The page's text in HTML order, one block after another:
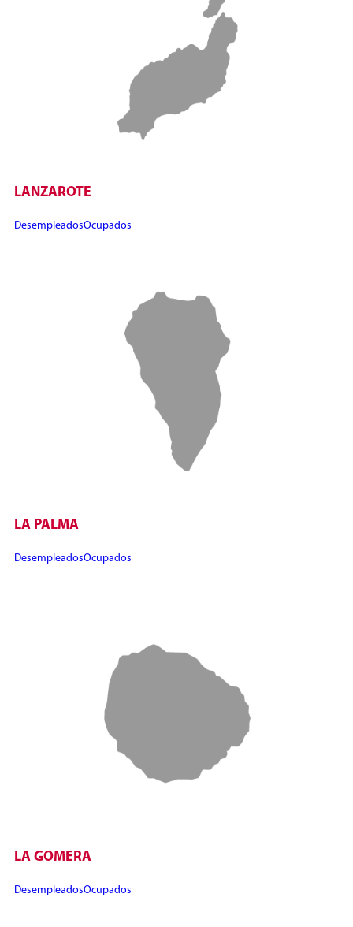
LANZAROTE
DesempleadosOcupados
LA PALMA
DesempleadosOcupados
LA GOMERA
DesempleadosOcupados